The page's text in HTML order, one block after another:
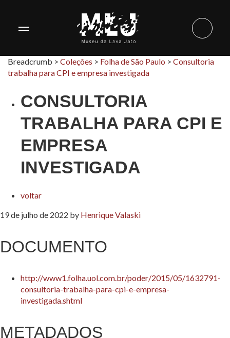
Breadcrumb > Coleções > Folha de São Paulo > Consultoria
trabalha para CPI e empresa investigada
CONSULTORIA
TRABALHA PARA CPI E
EMPRESA
INVESTIGADA
voltar
19 de julho de 2022 by Henrique Valaski
DOCUMENTO
http://www1.folha.uol.com.br/poder/2015/05/1632791-
consultoria-trabalha-para-cpi-e-empresa-
investigada.shtml
METADADOS